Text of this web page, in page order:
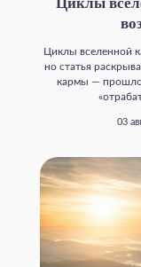
Циклы вселенной
но статья
кармы —
03